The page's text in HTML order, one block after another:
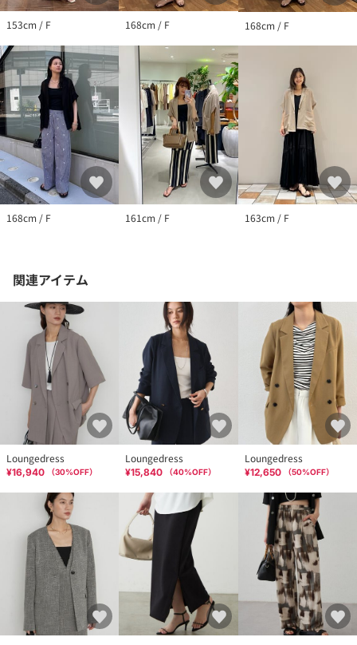
153cm / F 168cm / F 168cm / F
168cm / F 161cm / F 163cm / F
関連アイテム
Loungedress
¥16,940 （30%OFF）
Loungedress
¥15,840 （40%OFF）
Loungedress
¥12,650 （50%OFF）